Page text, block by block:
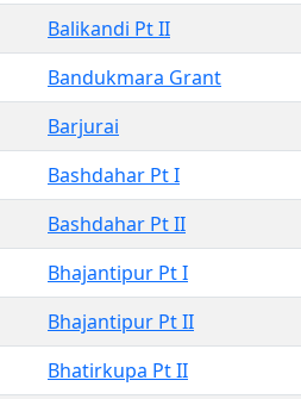
Balikandi Pt II
Bandukmara Grant
Barjurai
Bashdahar Pt I
Bashdahar Pt II
Bhajantipur Pt I
Bhajantipur Pt II
Bhatirkupa Pt II